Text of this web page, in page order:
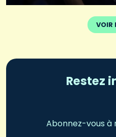
VOIR
Restez
Abonnez-vous